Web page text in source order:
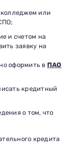
колледжем или
и счетом на
заявку на
оформить в ПАО
кредитный
о том, что
кредита